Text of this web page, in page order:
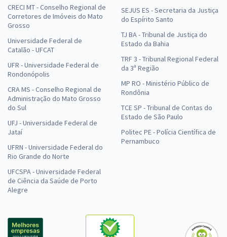
CRECI MT - Conselho Regional de
Corretores de Imóveis do Mato
Grosso
Universidade Federal de
Catalão - UFCAT
UFR - Universidade Federal de
Rondonópolis
CRA MS - Conselho Regional de
Administração do Mato Grosso
do Sul
UFJ - Universidade Federal de
Jataí
UFRN - Universidade Federal do
Rio Grande do Norte
UFCSPA - Universidade Federal
de Ciência da Saúde de Porto
Alegre
SEJUS ES - Secretaria da Justiça
do Espírito Santo
TJ BA - Tribunal de Justiça do
Estado da Bahia
TRF 3 - Tribunal Regional Federal
da 3ª Região
MP RO - Ministério Público de
Rondônia
TCE SP - Tribunal de Contas do
Estado de São Paulo
Politec PE - Polícia Científica de
Pernambuco